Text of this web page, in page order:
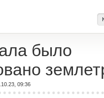
было
09:36